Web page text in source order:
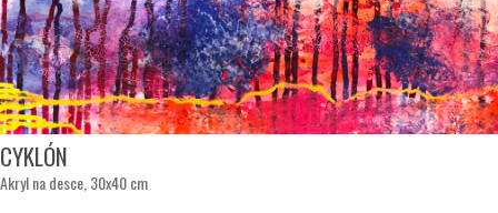
CYKLÓN
Akryl na desce, 30x40 cm